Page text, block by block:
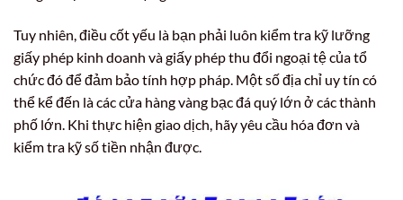
Tuy nhiên, điều cốt yếu là bạn phải luôn kiểm tra kỹ lưỡng
giấy phép kinh doanh và giấy phép thu đổi ngoại tệ của tổ
chức đó để đảm bảo tính hợp pháp. Một số địa chỉ uy tín có
thể kể đến là các cửa hàng vàng bạc đá quý lớn ở các thành
phố lớn. Khi thực hiện giao dịch, hãy yêu cầu hóa đơn và
kiểm tra kỹ số tiền nhận được.